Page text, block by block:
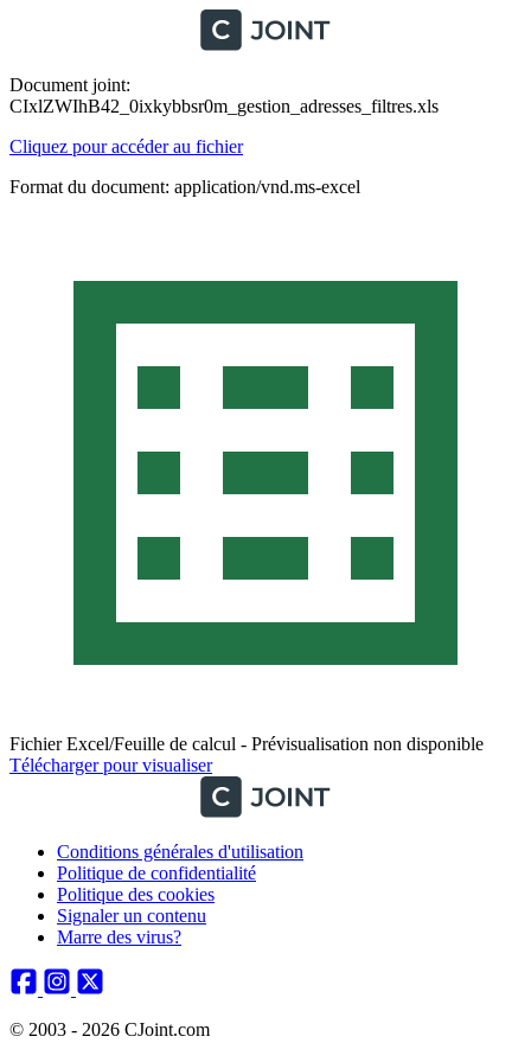
Document joint:
CIxlZWIhB42_0ixkybbsr0m_gestion_adresses_filtres.xls
Cliquez pour accéder au fichier
Format du document: application/vnd.ms-excel
Fichier Excel/Feuille de calcul - Prévisualisation non disponible
Télécharger pour visualiser
Conditions générales d'utilisation
Politique de confidentialité
Politique des cookies
Signaler un contenu
Marre des virus?
© 2003 - 2026 CJoint.com